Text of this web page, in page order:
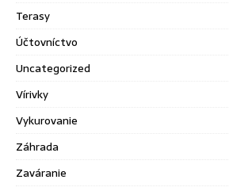
Terasy
Účtovníctvo
Uncategorized
Vírivky
Vykurovanie
Záhrada
Zaváranie